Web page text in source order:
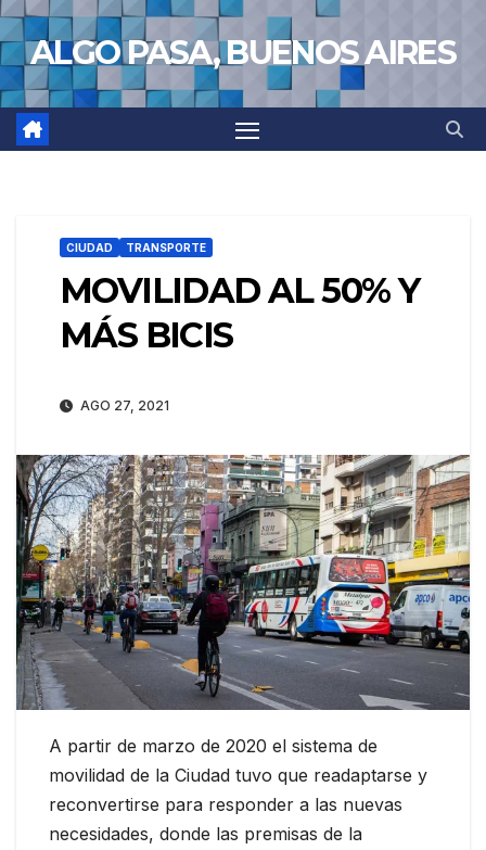
Saltar
al
contenido
ALGO PASA, BUENOS AIRES
CIUDAD TRANSPORTE
MOVILIDAD AL 50% Y
MÁS BICIS
AGO 27, 2021
A partir de marzo de 2020 el sistema de
movilidad de la Ciudad tuvo que readaptarse y
reconvertirse para responder a las nuevas
necesidades, donde las premisas de la